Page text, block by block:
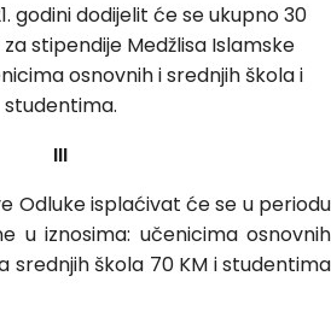
godini dodijelit će se ukupno 30
stipendije Medžlisa Islamske
osnovnih i srednjih škola i
studentima.
III
Odluke isplaćivat će se u periodu
u iznosima: učenicima osnovnih
srednjih škola 70 KM i studentima